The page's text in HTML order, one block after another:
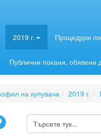
2019 г. Процедури
Публични покани, обявени
на купувача 2019 г.